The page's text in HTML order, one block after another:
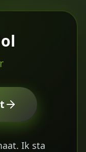
Ik sta